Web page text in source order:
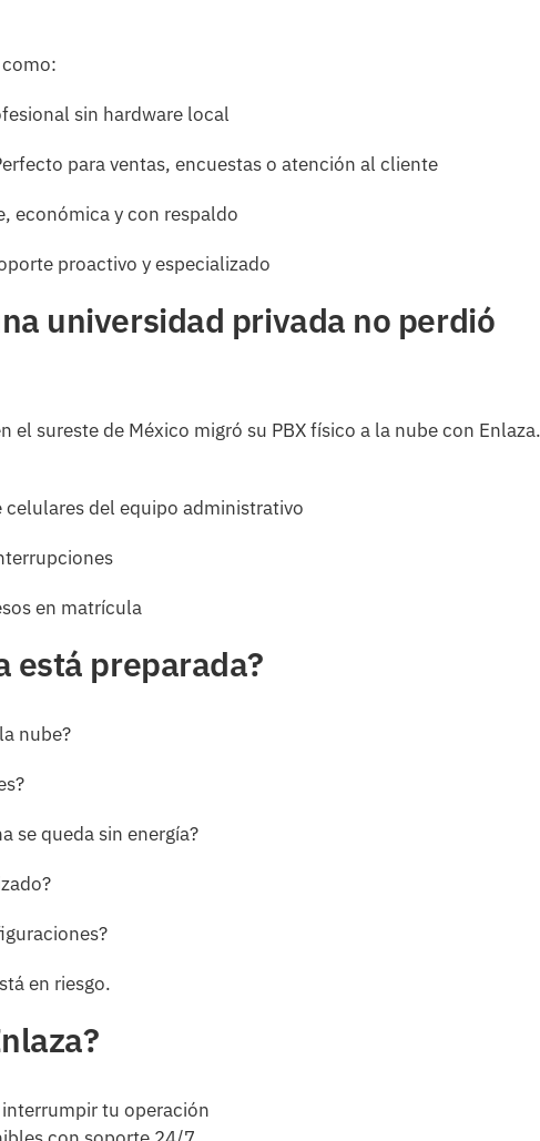
sin hardware local
para ventas, encuestas o atención al cliente
económica y con respaldo
proactivo y especializado
universidad privada no perdió
el sureste de México migró su PBX físico a la nube con Enlaza.
del equipo administrativo
en matrícula
está preparada?
nube?
se queda sin energía?
en riesgo.
interrumpir tu operación